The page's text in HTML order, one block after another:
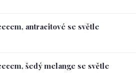
antracitové se světle
šedý melange se světle